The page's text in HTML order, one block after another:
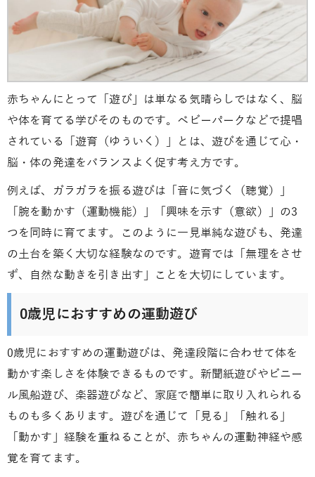
赤ちゃんにとって「遊び」は単なる気晴らしではなく、脳
や体を育てる学びそのものです。ベビーパークなどで提唱
されている「遊育（ゆういく）」とは、遊びを通じて心・
脳・体の発達をバランスよく促す考え方です。
例えば、ガラガラを振る遊びは「音に気づく（聴覚）」
「腕を動かす（運動機能）」「興味を示す（意欲）」の3
つを同時に育てます。このように一見単純な遊びも、発達
の土台を築く大切な経験なのです。遊育では「無理をさせ
ず、自然な動きを引き出す」ことを大切にしています。
0歳児におすすめの運動遊び
0歳児におすすめの運動遊びは、発達段階に合わせて体を
動かす楽しさを体験できるものです。新聞紙遊びやビニー
ル風船遊び、楽器遊びなど、家庭で簡単に取り入れられる
ものも多くあります。遊びを通じて「見る」「触れる」
「動かす」経験を重ねることが、赤ちゃんの運動神経や感
覚を育てます。